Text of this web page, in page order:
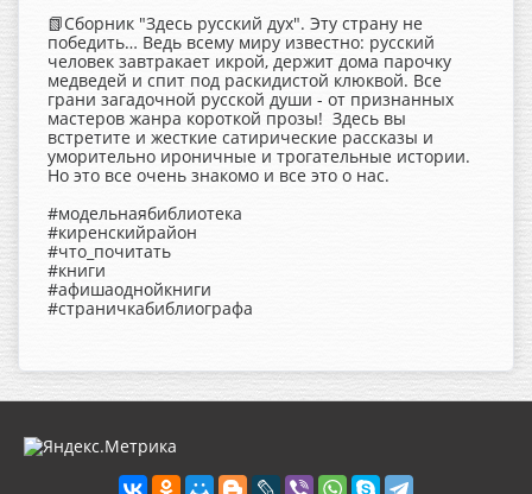
📗Сборник "Здесь русский дух". Эту страну не
победить… Ведь всему миру известно: русский
человек завтракает икрой, держит дома парочку
медведей и спит под раскидистой клюквой. Все
грани загадочной русской души - от признанных
мастеров жанра короткой прозы! Здесь вы
встретите и жесткие сатирические рассказы и
уморительно ироничные и трогательные истории.
Но это все очень знакомо и все это о нас.
#модельнаябиблиотека
#киренскийрайон
#что_почитать
#книги
#афишаоднойкниги
#страничкабиблиографа